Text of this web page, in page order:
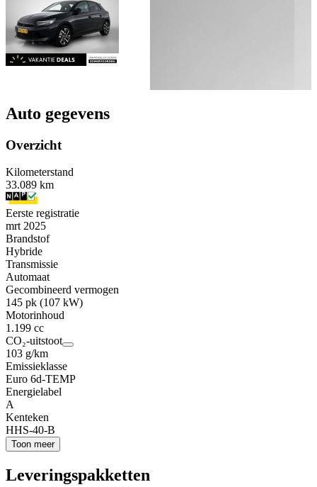
Auto gegevens
Overzicht
Kilometerstand
33.089 km
Eerste registratie
mrt 2025
Brandstof
Hybride
Transmissie
Automaat
Gecombineerd vermogen
145 pk (107 kW)
Motorinhoud
1.199 cc
CO₂-uitstoot
103 g/km
Emissieklasse
Euro 6d-TEMP
Energielabel
A
Kenteken
HHS-40-B
Toon meer
Leveringspakketten